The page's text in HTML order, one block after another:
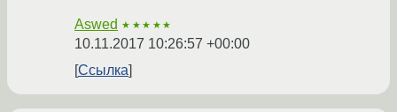
Aswed ★★★★★
10.11.2017 10:26:57 +00:00
Ссылка